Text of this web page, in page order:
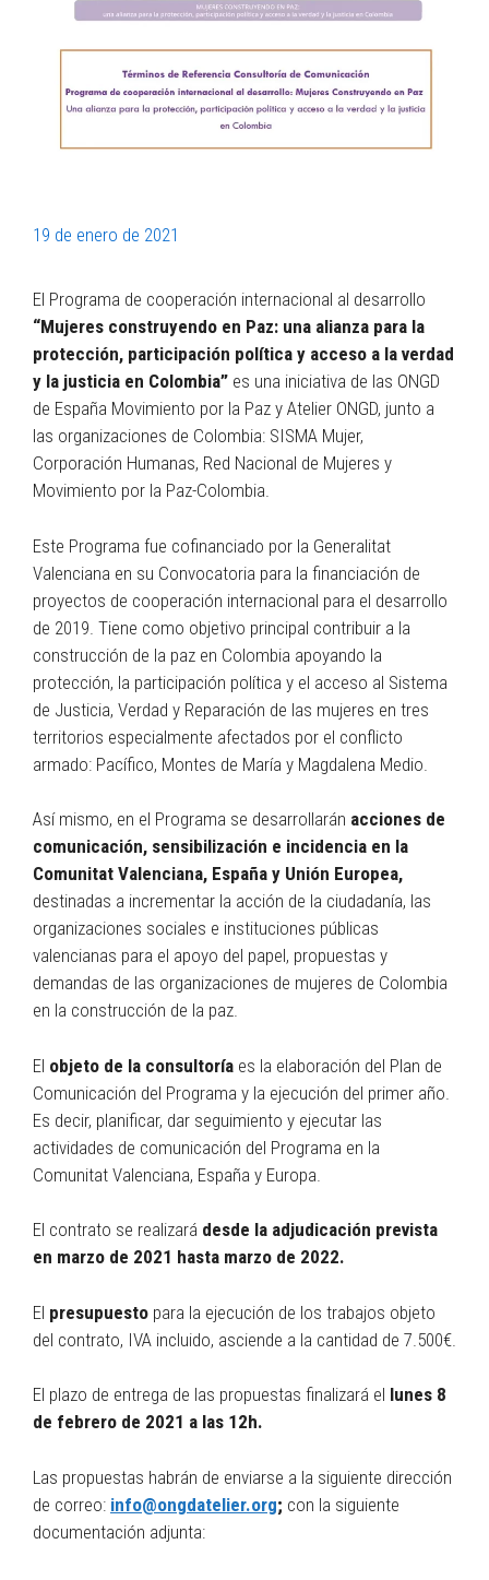
19 de enero de 2021
El Programa de cooperación internacional al desarrollo
“Mujeres construyendo en Paz: una alianza para la
protección, participación política y acceso a la verdad
y la justicia en Colombia” es una iniciativa de las ONGD
de España Movimiento por la Paz y Atelier ONGD, junto a
las organizaciones de Colombia: SISMA Mujer,
Corporación Humanas, Red Nacional de Mujeres y
Movimiento por la Paz-Colombia.
Este Programa fue cofinanciado por la Generalitat
Valenciana en su Convocatoria para la financiación de
proyectos de cooperación internacional para el desarrollo
de 2019. Tiene como objetivo principal contribuir a la
construcción de la paz en Colombia apoyando la
protección, la participación política y el acceso al Sistema
de Justicia, Verdad y Reparación de las mujeres en tres
territorios especialmente afectados por el conflicto
armado: Pacífico, Montes de María y Magdalena Medio.
Así mismo, en el Programa se desarrollarán acciones de
comunicación, sensibilización e incidencia en la
Comunitat Valenciana, España y Unión Europea,
destinadas a incrementar la acción de la ciudadanía, las
organizaciones sociales e instituciones públicas
valencianas para el apoyo del papel, propuestas y
demandas de las organizaciones de mujeres de Colombia
en la construcción de la paz.
El objeto de la consultoría es la elaboración del Plan de
Comunicación del Programa y la ejecución del primer año.
Es decir, planificar, dar seguimiento y ejecutar las
actividades de comunicación del Programa en la
Comunitat Valenciana, España y Europa.
El contrato se realizará desde la adjudicación prevista
en marzo de 2021 hasta marzo de 2022.
El presupuesto para la ejecución de los trabajos objeto
del contrato, IVA incluido, asciende a la cantidad de 7.500€.
El plazo de entrega de las propuestas finalizará el lunes 8
de febrero de 2021 a las 12h.
Las propuestas habrán de enviarse a la siguiente dirección
de correo: info@ongdatelier.org; con la siguiente
documentación adjunta: